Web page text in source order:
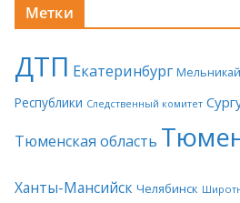
Метки
ДТП Екатеринбург
Республики Следственный комитет
Тюменская область
Ханты-Мансийск Челябинск